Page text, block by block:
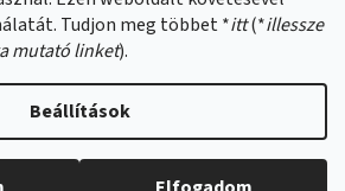
Tudjon meg többet *itt(*illessze
mutató linket).
Beállítások
Shoptet készítette